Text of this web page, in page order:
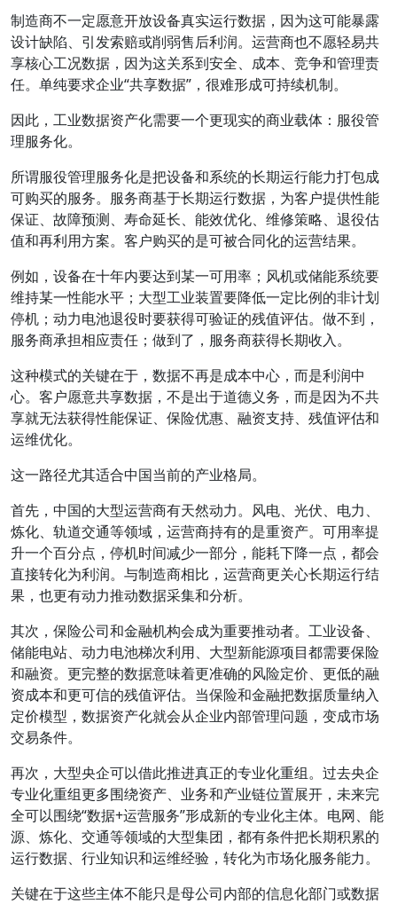
制造商不一定愿意开放设备真实运行数据，因为这可能暴露
设计缺陷、引发索赔或削弱售后利润。运营商也不愿轻易共
享核心工况数据，因为这关系到安全、成本、竞争和管理责
任。单纯要求企业“共享数据”，很难形成可持续机制。
因此，工业数据资产化需要一个更现实的商业载体：服役管
理服务化。
所谓服役管理服务化是把设备和系统的长期运行能力打包成
可购买的服务。服务商基于长期运行数据，为客户提供性能
保证、故障预测、寿命延长、能效优化、维修策略、退役估
值和再利用方案。客户购买的是可被合同化的运营结果。
例如，设备在十年内要达到某一可用率；风机或储能系统要
维持某一性能水平；大型工业装置要降低一定比例的非计划
停机；动力电池退役时要获得可验证的残值评估。做不到，
服务商承担相应责任；做到了，服务商获得长期收入。
这种模式的关键在于，数据不再是成本中心，而是利润中
心。客户愿意共享数据，不是出于道德义务，而是因为不共
享就无法获得性能保证、保险优惠、融资支持、残值评估和
运维优化。
这一路径尤其适合中国当前的产业格局。
首先，中国的大型运营商有天然动力。风电、光伏、电力、
炼化、轨道交通等领域，运营商持有的是重资产。可用率提
升一个百分点，停机时间减少一部分，能耗下降一点，都会
直接转化为利润。与制造商相比，运营商更关心长期运行结
果，也更有动力推动数据采集和分析。
其次，保险公司和金融机构会成为重要推动者。工业设备、
储能电站、动力电池梯次利用、大型新能源项目都需要保险
和融资。更完整的数据意味着更准确的风险定价、更低的融
资成本和更可信的残值评估。当保险和金融把数据质量纳入
定价模型，数据资产化就会从企业内部管理问题，变成市场
交易条件。
再次，大型央企可以借此推进真正的专业化重组。过去央企
专业化重组更多围绕资产、业务和产业链位置展开，未来完
全可以围绕“数据+运营服务”形成新的专业化主体。电网、能
源、炼化、交通等领域的大型集团，都有条件把长期积累的
运行数据、行业知识和运维经验，转化为市场化服务能力。
关键在于这些主体不能只是母公司内部的信息化部门或数据